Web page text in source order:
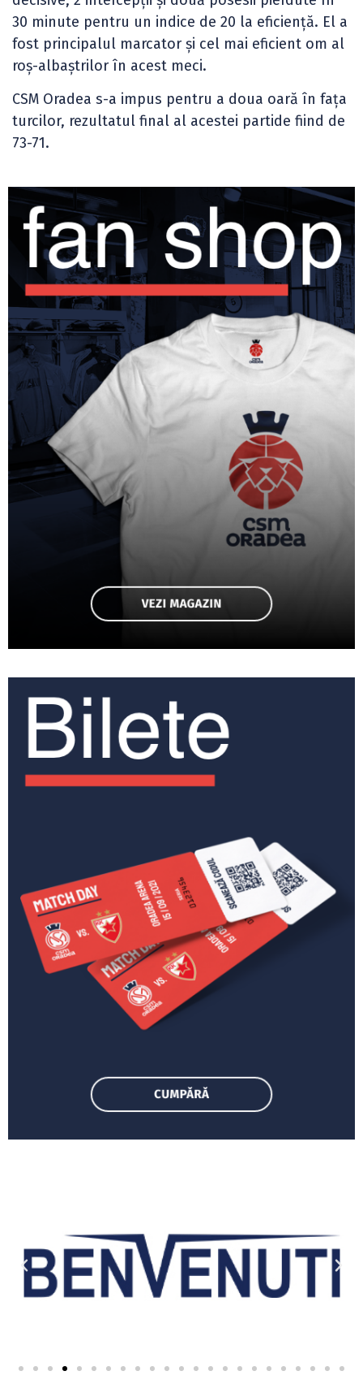
30 minute pentru un indice de 20 la eficiență. El a
fost principalul marcator și cel mai eficient om al
roș-albaștrilor în acest meci.
CSM Oradea s-a impus pentru a doua oară în fața
turcilor, rezultatul final al acestei partide fiind de
73-71.